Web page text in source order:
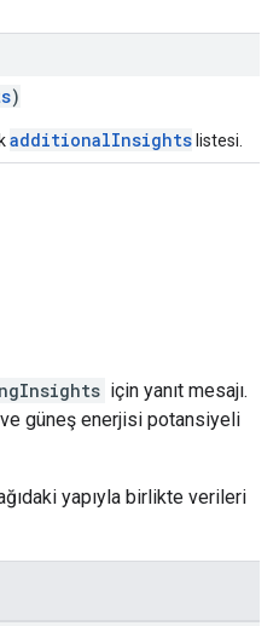
)
additionalInsights listesi.
için yanıt mesajı.
ve güneş enerjisi potansiyeli
yapıyla birlikte verileri